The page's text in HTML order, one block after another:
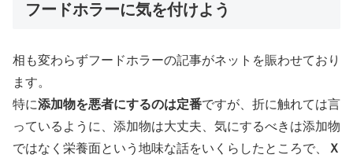
フードホラーに気を付けよう
相も変わらずフードホラーの記事がネットを賑わせており
ます。
特に添加物を悪者にするのは定番ですが、折に触れては言
っているように、添加物は大丈夫、気にするべきは添加物
ではなく栄養面という地味な話をいくらしたところで、
Ｘ